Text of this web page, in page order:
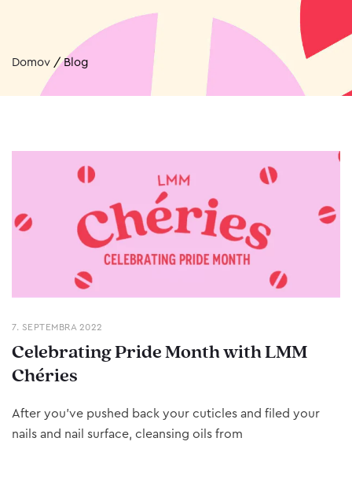
Domov /Blog
7. SEPTEMBRA 2022
Celebrating Pride Month with LMM
Chéries
After you’ve pushed back your cuticles and filed your
nails and nail surface, cleansing oils from